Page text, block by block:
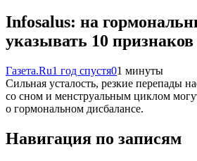
Infosalus: на
указывать 10 признаков
Газета.Ru1 год спустя01 минуты
Сильная усталость, резкие перепады
со сном и менструальным циклом
о гормональном дисбалансе.
Навигация по записям